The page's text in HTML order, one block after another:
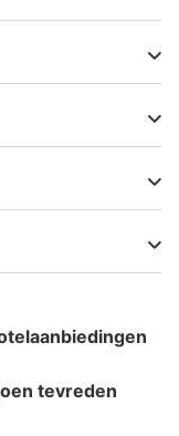
tevreden